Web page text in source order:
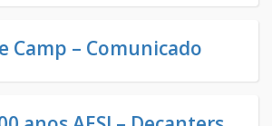
Camp – Comunicado